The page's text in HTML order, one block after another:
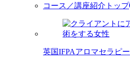
コース／講座紹介トップ
英国IFPAアロマセラピー